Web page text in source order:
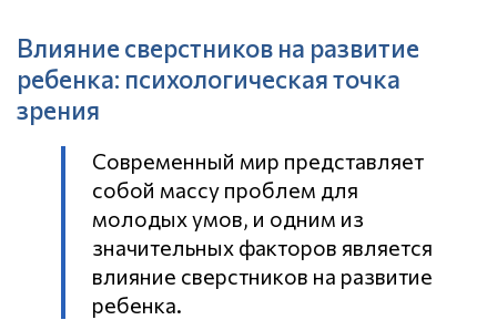
Влияние сверстников на развитие
ребенка: психологическая точка
зрения
Современный мир представляет
собой массу проблем для
молодых умов, и одним из
значительных факторов является
влияние сверстников на развитие
ребенка.